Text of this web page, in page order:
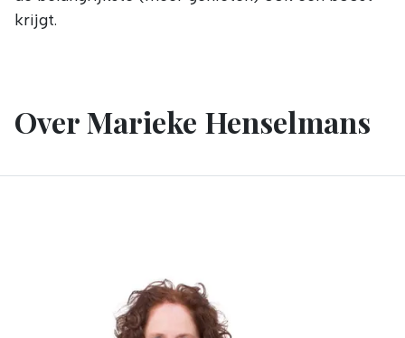
krijgt.
Over Marieke Henselmans